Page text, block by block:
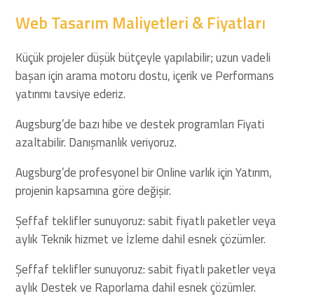
Web Tasarım Maliyetleri & Fiyatları
Küçük projeler düşük bütçeyle yapılabilir; uzun vadeli
başarı için arama motoru dostu, içerik ve Performans
yatırımı tavsiye ederiz.
Augsburg’de bazı hibe ve destek programları Fiyati
azaltabilir. Danışmanlık veriyoruz.
Augsburg’de profesyonel bir Online varlık için Yatırım,
projenin kapsamına göre değişir.
Şeffaf teklifler sunuyoruz: sabit fiyatlı paketler veya
aylık Teknik hizmet ve İzleme dahil esnek çözümler.
Şeffaf teklifler sunuyoruz: sabit fiyatlı paketler veya
aylık Destek ve Raporlama dahil esnek çözümler.